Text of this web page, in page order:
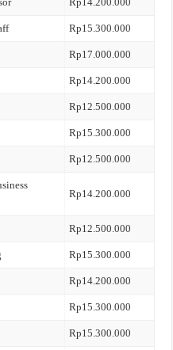
Rp15.300.000
Rp17.000.000
Rp14.200.000
Rp12.500.000
Rp15.300.000
Rp12.500.000
Rp14.200.000
Rp12.500.000
Rp15.300.000
Rp14.200.000
Rp15.300.000
Rp15.300.000